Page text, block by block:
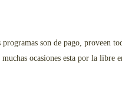
programas son de pago, proveen
ocasiones esta por la libre